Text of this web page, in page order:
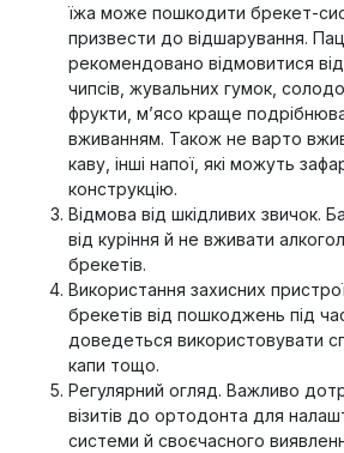
їжа може пошкодити брекет-
призвести до відшарування.
рекомендовано відмовитися від
чипсів, жувальних гумок,
фрукти, м’ясо краще
вживанням. Також не варто
каву, інші напої, які можуть
конструкцію.
Відмова від шкідливих звичок.
від куріння й не вживати
брекетів.
Використання захисних
брекетів від пошкоджень під
доведеться використовувати
капи тощо.
Регулярний огляд. Важливо
візитів до ортодонта для
системи й своєчасного